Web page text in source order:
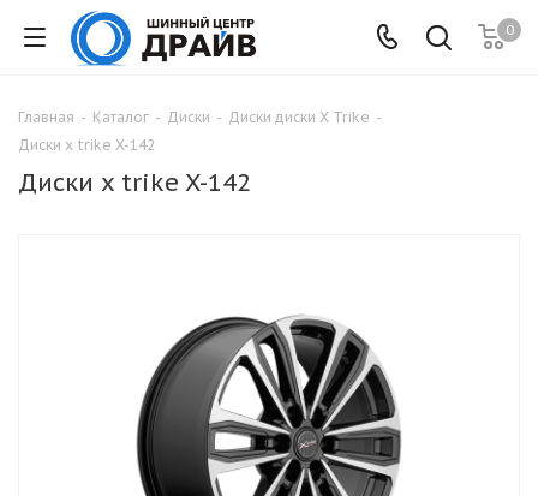
0
Главная - Каталог - Диски - Диски диски X Trike -
Диски x trike X-142
Диски x trike X-142